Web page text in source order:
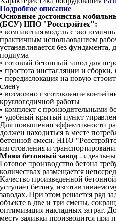
Подробное описание
Основные достоинства
(БСУ) НПО "Росстройтех":
• компактная модель с
практичным использованием
устанавливается без фундамента,
подиума
• готовый бетонный завод для
• простота инсталляции и
• передислокация на новую
смену
• возможно изготовление
круглогодичной работы
• комплект с произодительными
• удобный крытый пункт
Для повышения эффективности
должен находиться в месте
бетонной смеси. НПО
изготовления и
Мини бетонный завод -
Готовое производство бетона
количествах размещается
Качество произведенной
уступает бетону,
заводах. При этом решается ряд
объекте в две и три смены,
оптимизация накладных затрат.
месту заливки производится при